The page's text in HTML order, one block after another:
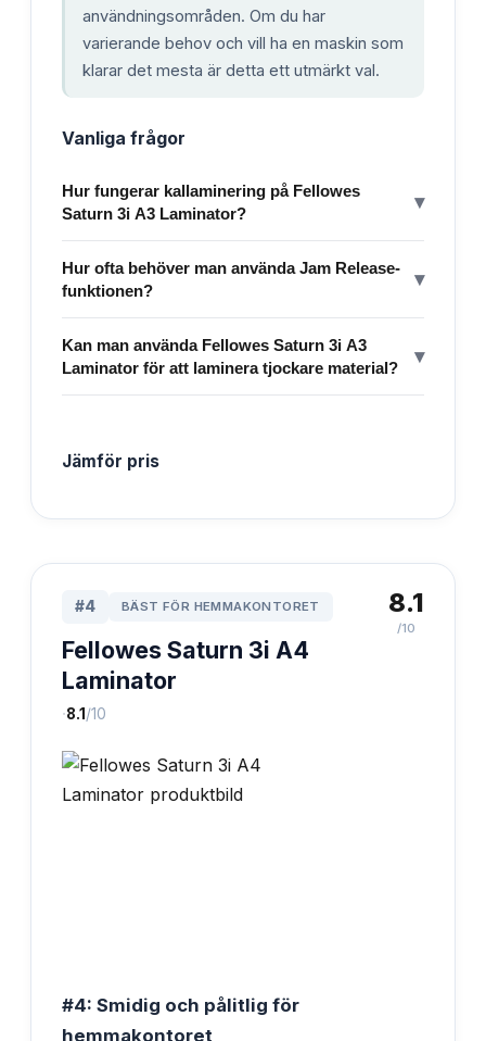
användningsområden. Om du har
varierande behov och vill ha en maskin som
klarar det mesta är detta ett utmärkt val.
Vanliga frågor
Hur fungerar kallaminering på Fellowes
Saturn 3i A3 Laminator?
▾
Hur ofta behöver man använda Jam Release-
funktionen?
▾
Kan man använda Fellowes Saturn 3i A3
Laminator för att laminera tjockare material?
▾
Jämför pris
#4 BÄST FÖR HEMMAKONTORET
Fellowes Saturn 3i A4
Laminator
·8.1 /10
8.1
/10
#4: Smidig och pålitlig för
hemmakontoret